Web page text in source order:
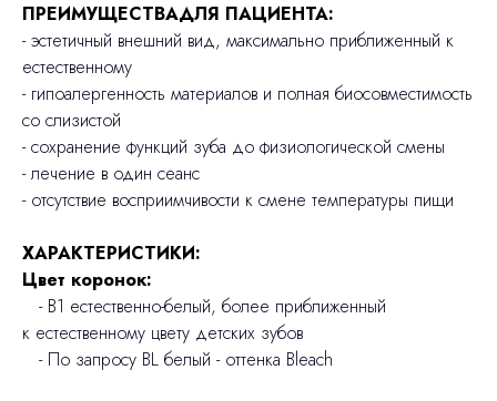
ПРЕИМУЩЕСТВАДЛЯ ПАЦИЕНТА:
- эстетичный внешний вид, максимально приближенный к
естественному
- гипоалергенность материалов и полная биосовместимость
со слизистой
- сохранение функций зуба до физиологической смены
- лечение в один сеанс
- отсутствие восприимчивости к смене температуры пищи
ХАРАКТЕРИСТИКИ:
Цвет коронок:
- В1 естественно-белый, более приближенный
к естественному цвету детских зубов
- По запросу BL белый - оттенка Bleach